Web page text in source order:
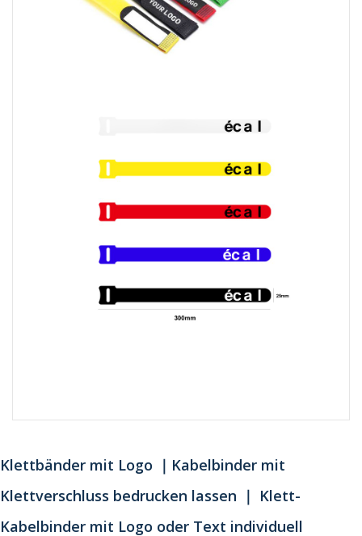
Klettbänder mit Logo ｜Kabelbinder mit
Klettverschluss bedrucken lassen ｜ Klett-
Kabelbinder mit Logo oder Text individuell